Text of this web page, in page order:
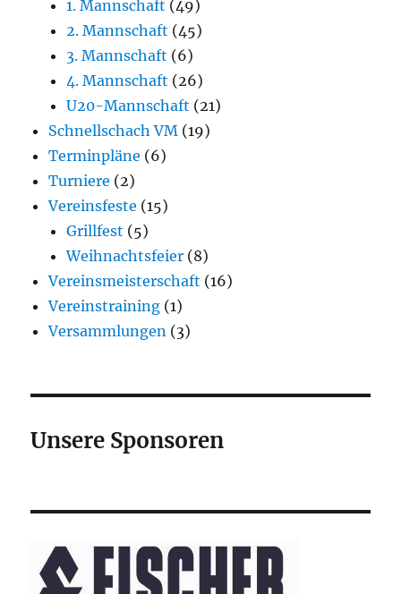
1. Mannschaft (49)
2. Mannschaft (45)
3. Mannschaft (6)
4. Mannschaft (26)
U20-Mannschaft (21)
Schnellschach VM (19)
Terminpläne (6)
Turniere (2)
Vereinsfeste (15)
Grillfest (5)
Weihnachtsfeier (8)
Vereinsmeisterschaft (16)
Vereinstraining (1)
Versammlungen (3)
Unsere Sponsoren